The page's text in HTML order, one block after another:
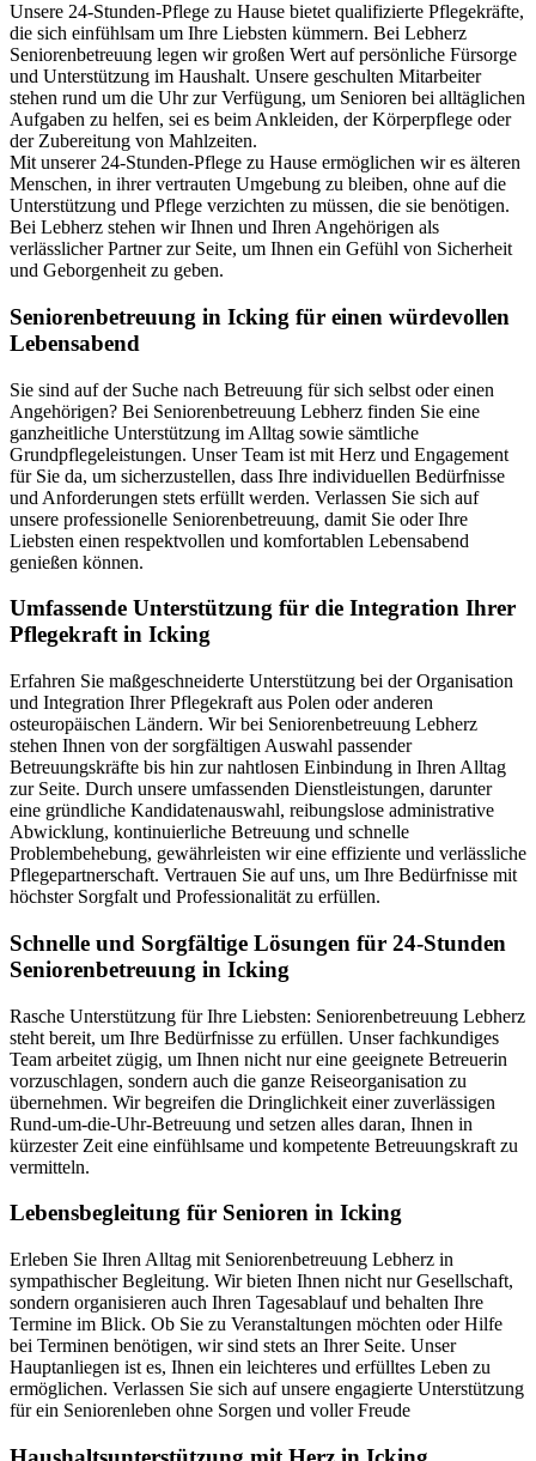
Unsere 24-Stunden-Pflege zu Hause bietet qualifizierte Pflegekräfte,
die sich einfühlsam um Ihre Liebsten kümmern. Bei Lebherz
Seniorenbetreuung legen wir großen Wert auf persönliche Fürsorge
und Unterstützung im Haushalt. Unsere geschulten Mitarbeiter
stehen rund um die Uhr zur Verfügung, um Senioren bei alltäglichen
Aufgaben zu helfen, sei es beim Ankleiden, der Körperpflege oder
der Zubereitung von Mahlzeiten.
Mit unserer 24-Stunden-Pflege zu Hause ermöglichen wir es älteren
Menschen, in ihrer vertrauten Umgebung zu bleiben, ohne auf die
Unterstützung und Pflege verzichten zu müssen, die sie benötigen.
Bei Lebherz stehen wir Ihnen und Ihren Angehörigen als
verlässlicher Partner zur Seite, um Ihnen ein Gefühl von Sicherheit
und Geborgenheit zu geben.
Senioren­betreuung in Icking für einen würdevollen
Lebensabend
Sie sind auf der Suche nach Betreuung für sich selbst oder einen
Angehörigen? Bei Seniorenbetreuung Lebherz finden Sie eine
ganzheitliche Unterstützung im Alltag sowie sämtliche
Grundpflegeleistungen. Unser Team ist mit Herz und Engagement
für Sie da, um sicherzustellen, dass Ihre individuellen Bedürfnisse
und Anforderungen stets erfüllt werden. Verlassen Sie sich auf
unsere professionelle Seniorenbetreuung, damit Sie oder Ihre
Liebsten einen respektvollen und komfortablen Lebensabend
genießen können.
Umfassende Unterstützung für die Integration Ihrer
Pflegekraft in Icking
Erfahren Sie maßgeschneiderte Unterstützung bei der Organisation
und Integration Ihrer Pflegekraft aus Polen oder anderen
osteuropäischen Ländern. Wir bei Seniorenbetreuung Lebherz
stehen Ihnen von der sorgfältigen Auswahl passender
Betreuungskräfte bis hin zur nahtlosen Einbindung in Ihren Alltag
zur Seite. Durch unsere umfassenden Dienstleistungen, darunter
eine gründliche Kandidatenauswahl, reibungslose administrative
Abwicklung, kontinuierliche Betreuung und schnelle
Problembehebung, gewährleisten wir eine effiziente und verlässliche
Pflegepartnerschaft. Vertrauen Sie auf uns, um Ihre Bedürfnisse mit
höchster Sorgfalt und Professionalität zu erfüllen.
Schnelle und Sorgfältige Lösungen für 24-Stunden
Seniorenbetreuung in Icking
Rasche Unterstützung für Ihre Liebsten: Seniorenbetreuung Lebherz
steht bereit, um Ihre Bedürfnisse zu erfüllen. Unser fachkundiges
Team arbeitet zügig, um Ihnen nicht nur eine geeignete Betreuerin
vorzuschlagen, sondern auch die ganze Reiseorganisation zu
übernehmen. Wir begreifen die Dringlichkeit einer zuverlässigen
Rund-um-die-Uhr-Betreuung und setzen alles daran, Ihnen in
kürzester Zeit eine einfühlsame und kompetente Betreuungskraft zu
vermitteln.
Lebensbegleitung für Senioren in Icking
Erleben Sie Ihren Alltag mit Seniorenbetreuung Lebherz in
sympathischer Begleitung. Wir bieten Ihnen nicht nur Gesellschaft,
sondern organisieren auch Ihren Tagesablauf und behalten Ihre
Termine im Blick. Ob Sie zu Veranstaltungen möchten oder Hilfe
bei Terminen benötigen, wir sind stets an Ihrer Seite. Unser
Hauptanliegen ist es, Ihnen ein leichteres und erfülltes Leben zu
ermöglichen. Verlassen Sie sich auf unsere engagierte Unterstützung
für ein Seniorenleben ohne Sorgen und voller Freude